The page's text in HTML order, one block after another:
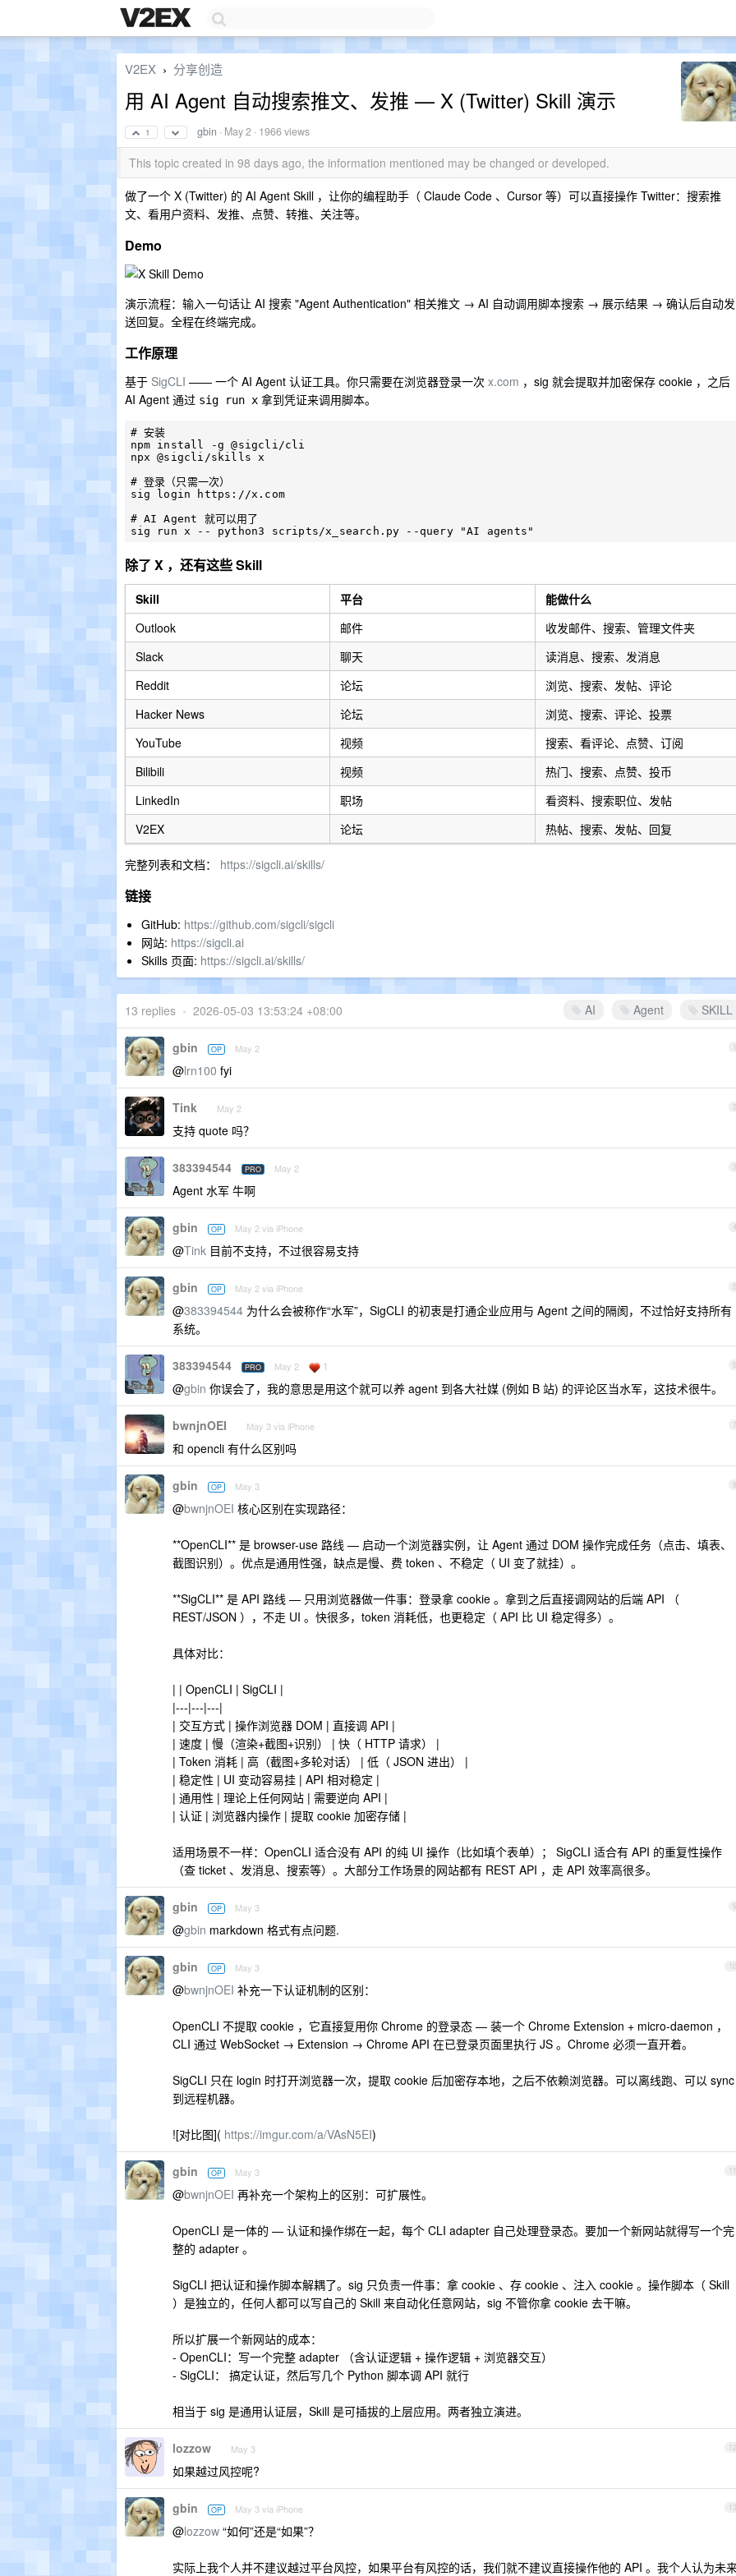
V2EX › 分享创造
用 AI Agent 自动搜索推文、发推 — X (Twitter) Skill 演示
1 gbin · May 2 · 1966 views
This topic created in 98 days ago, the information mentioned may be changed or developed.
做了一个 X (Twitter) 的 AI Agent Skill ，让你的编程助手（ Claude Code 、Cursor 等）可以直接操作 Twitter：搜索推
文、看用户资料、发推、点赞、转推、关注等。
Demo
演示流程：输入一句话让 AI 搜索 "Agent Authentication" 相关推文 → AI 自动调用脚本搜索 → 展示结果 → 确认后自动发
送回复。全程在终端完成。
工作原理
基于 SigCLI —— 一个 AI Agent 认证工具。你只需要在浏览器登录一次 x.com ，sig 就会提取并加密保存 cookie ，之后
AI Agent 通过 sig run x 拿到凭证来调用脚本。
# 安装
npm install -g @sigcli/cli
npx @sigcli/skills x
# 登录（只需一次）
sig login https://x.com
# AI Agent 就可以用了
除了 X ，还有这些 Skill
Skill 平台
能做什么
Outlook
邮件
收发邮件、搜索、管理文件夹
Slack
聊天
读消息、搜索、发消息
Reddit
论坛
浏览、搜索、发帖、评论
Hacker News
论坛
浏览、搜索、评论、投票
YouTube
视频
搜索、看评论、点赞、订阅
Bilibili
视频
热门、搜索、点赞、投币
LinkedIn
职场
看资料、搜索职位、发帖
V2EX
论坛 热帖、搜索、发帖、回复
完整列表和文档： https://sigcli.ai/skills/
链接
GitHub: https://github.com/sigcli/sigcli
网站: https://sigcli.ai
Skills 页面: https://sigcli.ai/skills/
AI Agent SKILL
13 replies • 2026-05-03 13:53:24 +08:00
1
gbin OP May 2
@lrn100 fyi
2
Tink May 2
支持 quote 吗？
3
383394544 PRO May 2
Agent 水军 牛啊
4
gbin OP May 2 via iPhone
@Tink 目前不支持，不过很容易支持
5
gbin OP May 2 via iPhone
@383394544 为什么会被称作“水军”，SigCLI 的初衷是打通企业应用与 Agent 之间的隔阂，不过恰好支持所有
系统。
6
383394544 PRO May 2 1
@gbin 你误会了，我的意思是用这个就可以养 agent 到各大社媒 (例如 B 站) 的评论区当水军，这技术很牛。
7
bwnjnOEI May 3 via iPhone
和 opencli 有什么区别吗
8
gbin OP May 3
@bwnjnOEI 核心区别在实现路径：
**OpenCLI** 是 browser-use 路线 — 启动一个浏览器实例，让 Agent 通过 DOM 操作完成任务（点击、填表、
截图识别）。优点是通用性强，缺点是慢、费 token 、不稳定（ UI 变了就挂）。
**SigCLI** 是 API 路线 — 只用浏览器做一件事：登录拿 cookie 。拿到之后直接调网站的后端 API （
REST/JSON ），不走 UI 。快很多，token 消耗低，也更稳定（ API 比 UI 稳定得多）。
具体对比：
| | OpenCLI | SigCLI |
|---|---|---|
| 交互方式 | 操作浏览器 DOM | 直接调 API |
| 速度 | 慢（渲染+截图+识别） | 快（ HTTP 请求） |
| Token 消耗 | 高（截图+多轮对话） | 低（ JSON 进出） |
| 稳定性 | UI 变动容易挂 | API 相对稳定 |
| 通用性 | 理论上任何网站 | 需要逆向 API |
| 认证 | 浏览器内操作 | 提取 cookie 加密存储 |
适用场景不一样：OpenCLI 适合没有 API 的纯 UI 操作（比如填个表单）； SigCLI 适合有 API 的重复性操作
（查 ticket 、发消息、搜索等）。大部分工作场景的网站都有 REST API ，走 API 效率高很多。
9
gbin OP May 3
@gbin markdown 格式有点问题.
10
gbin OP May 3
@bwnjnOEI 补充一下认证机制的区别：
OpenCLI 不提取 cookie ，它直接复用你 Chrome 的登录态 — 装一个 Chrome Extension + micro-daemon ，
CLI 通过 WebSocket → Extension → Chrome API 在已登录页面里执行 JS 。Chrome 必须一直开着。
SigCLI 只在 login 时打开浏览器一次，提取 cookie 后加密存本地，之后不依赖浏览器。可以离线跑、可以 sync
到远程机器。
![对比图]( https://imgur.com/a/VAsN5EI)
11
gbin OP May 3
@bwnjnOEI 再补充一个架构上的区别：可扩展性。
OpenCLI 是一体的 — 认证和操作绑在一起，每个 CLI adapter 自己处理登录态。要加一个新网站就得写一个完
整的 adapter 。
SigCLI 把认证和操作脚本解耦了。sig 只负责一件事：拿 cookie 、存 cookie 、注入 cookie 。操作脚本（ Skill
）是独立的，任何人都可以写自己的 Skill 来自动化任意网站，sig 不管你拿 cookie 去干嘛。
所以扩展一个新网站的成本：
- OpenCLI：写一个完整 adapter （含认证逻辑 + 操作逻辑 + 浏览器交互）
- SigCLI： 搞定认证，然后写几个 Python 脚本调 API 就行
相当于 sig 是通用认证层，Skill 是可插拔的上层应用。两者独立演进。
12
lozzow May 3
如果越过风控呢?
13
gbin OP May 3 via iPhone
@lozzow “如何”还是“如果”？
实际上我个人并不建议越过平台风控，如果平台有风控的话，我们就不建议直接操作他的 API 。我个人认为未